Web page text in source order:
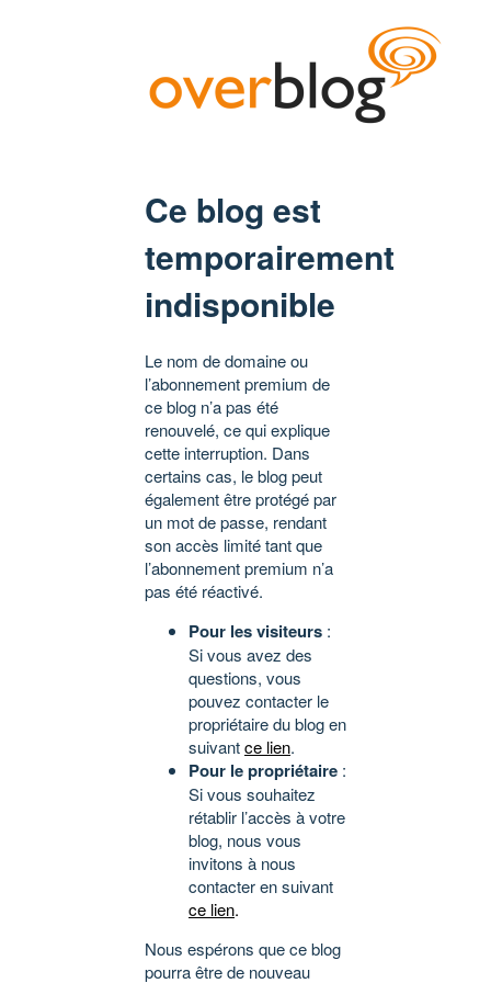
Ce blog est
temporairement
indisponible
Le nom de domaine ou
l’abonnement premium de
ce blog n’a pas été
renouvelé, ce qui explique
cette interruption. Dans
certains cas, le blog peut
également être protégé par
un mot de passe, rendant
son accès limité tant que
l’abonnement premium n’a
pas été réactivé.
Pour les visiteurs :
Si vous avez des
questions, vous
pouvez contacter le
propriétaire du blog en
suivantce lien.
Pour le propriétaire :
Si vous souhaitez
rétablir l’accès à votre
blog, nous vous
invitons à nous
contacter en suivant
ce lien.
Nous espérons que ce blog
pourra être de nouveau